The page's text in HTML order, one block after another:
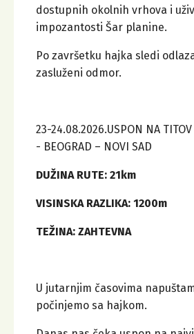
dostupnih okolnih vrhova i
impozantosti Šar planine.
Po završetku hajka sledi
zasluženi odmor.
23-24.08.2026.USPON NA
- BEOGRAD – NOVI SAD
DUŽINA RUTE: 21km
VISINSKA RAZLIKA: 1200m
TEŽINA: ZAHTEVNA
U jutarnjim časovima
počinjemo sa hajkom.